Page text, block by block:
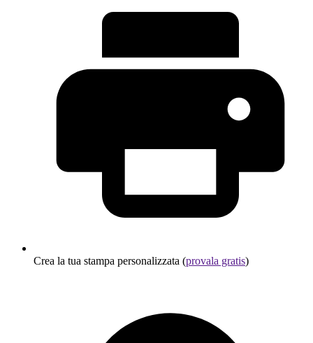
Crea la tua stampa personalizzata (provala gratis)